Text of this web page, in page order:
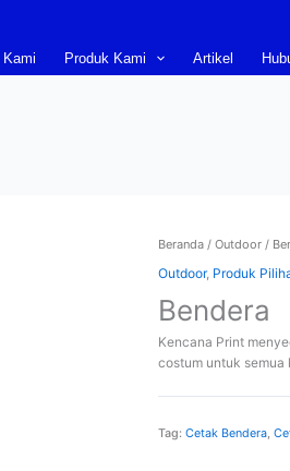
Kami Produk Kami Artikel
Beranda /Outdoor /
Outdoor, Produk
Bendera
Kencana Print
costum untuk semua
Tag:Cetak Bendera,